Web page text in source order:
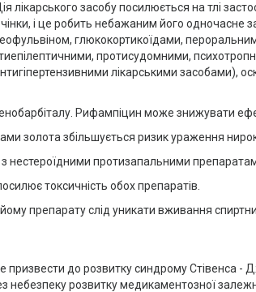
засобу посилюється на тлі
і це робить небажаним його одночасне
глюкокортикоїдами,
протисудомними,
лікарськими засобами),
Рифампіцин може знижувати
золота збільшується ризик ураження
протизапальними
токсичність обох препаратів.
препарату слід уникати вживання
призвести до розвитку синдрому Стівенса
небезпеку розвитку медикаментозної